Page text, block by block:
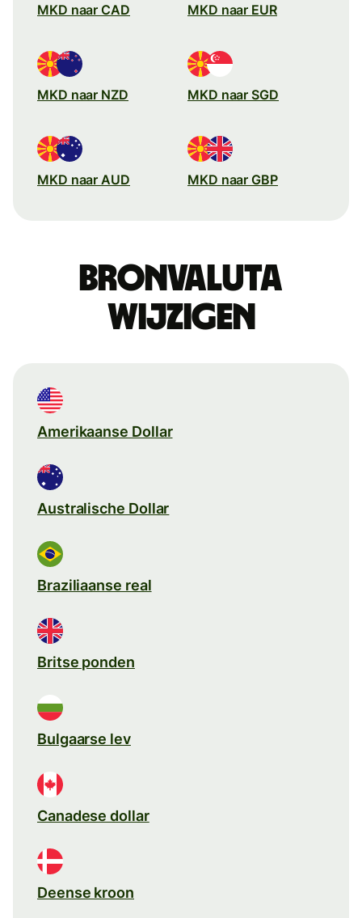
MKD naar CAD MKD naar EUR
MKD naar NZD MKD naar SGD
MKD naar AUD MKD naar GBP
Bronvaluta
wijzigen
Amerikaanse Dollar
Australische Dollar
Braziliaanse real
Britse ponden
Bulgaarse lev
Canadese dollar
Deense kroon